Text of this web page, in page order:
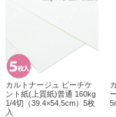
カルトナージュ ピーチケ
ント紙(上質紙)普通 160kg
1/4切（39.4×54.5cm）5枚
入